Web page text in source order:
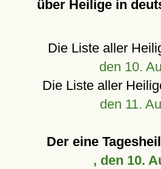
über Heilige in
Die Liste aller
den 10.
Die Liste aller
den 11.
Der eine
, den 10.